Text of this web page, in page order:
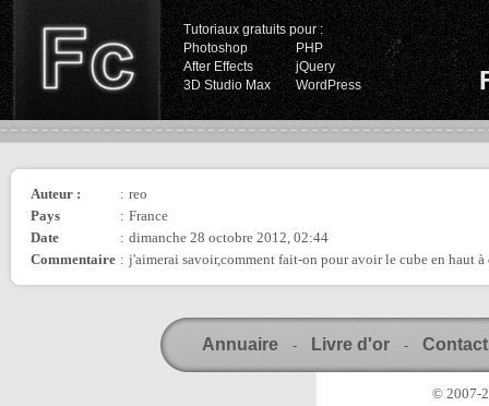
Tutoriaux gratuits pour :
Photoshop
PHP
After Effects
jQuery
3D Studio Max
WordPress
Auteur : : reo
Pays
: France
Date
: dimanche 28 octobre 2012, 02:44
Commentaire : j'aimerai savoir,comment fait-on pour avoir le cube en haut
Annuaire - Livre d'or - Contact
© 2007-